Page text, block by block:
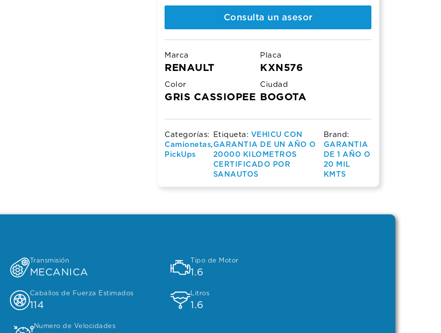
Consulta un asesor
Marca
RENAULT
Color
GRIS CASSIOPEE
Placa
KXN576
Ciudad
BOGOTA
Categorías:
Camionetas,
PickUps
Etiqueta: VEHICU CON
GARANTIA DE UN AÑO O
20000 KILOMETROS
CERTIFICADO POR
SANAUTOS
Brand:
GARANTIA
DE 1 AÑO O
20 MIL
KMTS
Transmisión
MECANICA
Tipo de Motor
1.6
Caballos de Fuerza Estimados
114
Litros
1.6
Numero de Velocidades